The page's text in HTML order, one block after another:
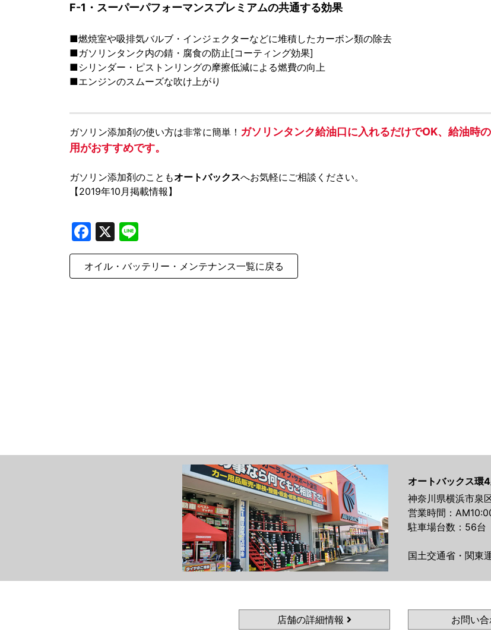
F-1・スーパーパフォーマンスプレミアムの共通する効果
■燃焼室や吸排気バルブ・インジェクターなどに堆積したカーボン類の除去
■ガソリンタンク内の錆・腐食の防止[コーティング効果]
■シリンダー・ピストンリングの摩擦低減による燃費の向上
■エンジンのスムーズな吹け上がり
ガソリン添加剤の使い方は非常に簡単！ ガソリンタンク給油口に入れるだけでOK、給油時
用がおすすめです。
ガソリン添加剤のこともオートバックスへお気軽にご相談ください。
【2019年10月掲載情報】
Facebook
X
オイル・バッテリー・メンテナンス一覧に戻る
オートバックス環
神奈川県横浜市泉
営業時間：
駐車場台数：56
国土交通省・関東
店舗の詳細情報 お問い